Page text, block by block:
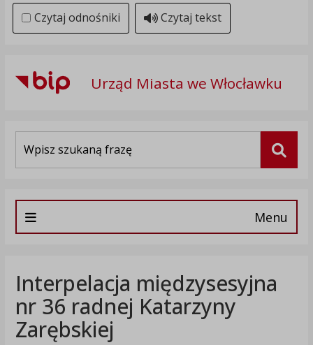
Czytaj odnośniki Czytaj tekst
Urząd Miasta we Włocławku
Menu
Interpelacja międzysesyjna
nr 36 radnej Katarzyny
Zarębskiej